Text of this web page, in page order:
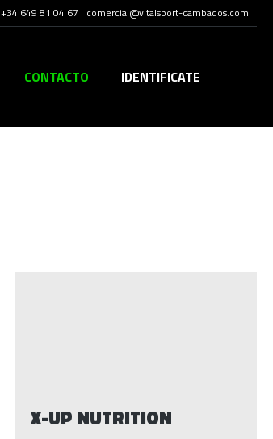
+34 649 81 04 67 comercial@vitalsport-cambados.com
CONTACTO IDENTIFICATE
X-UP NUTRITION